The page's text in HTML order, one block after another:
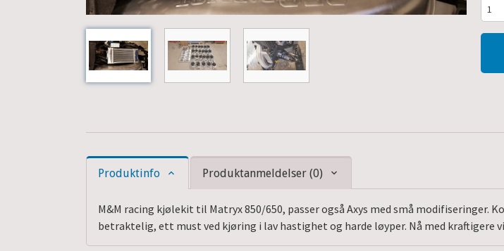
Produktinfo Produktanmeldelser (0)
M&M racing kjølekit til Matryx 850/650, passer også Axys med små
betraktelig, ett must ved kjøring i lav hastighet og harde løyper. Nå med kraftigere